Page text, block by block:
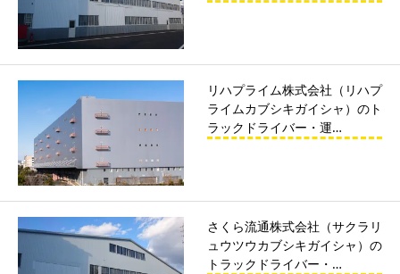
リハプライム株式会社（リハプ
ライムカブシキガイシャ）のト
ラックドライバー・運…
さくら流通株式会社（サクラリ
ュウツウカブシキガイシャ）の
トラックドライバー・…